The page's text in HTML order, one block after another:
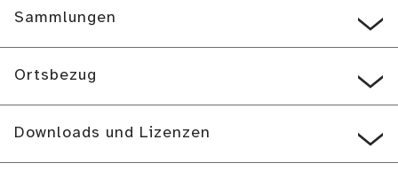
Sammlungen
Ortsbezug
Downloads und Lizenzen